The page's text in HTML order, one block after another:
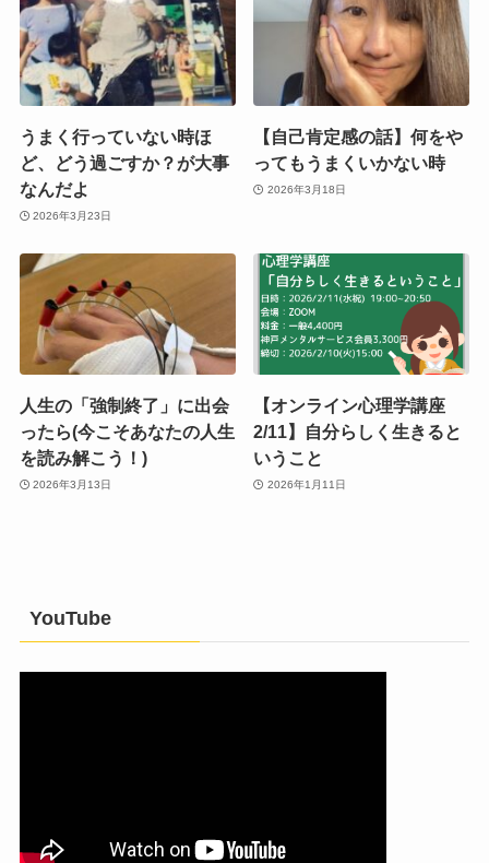
うまく行っていない時ほ
ど、どう過ごすか？が大事
なんだよ
2026年3月23日
【自己肯定感の話】何をや
ってもうまくいかない時
2026年3月18日
人生の「強制終了」に出会
ったら(今こそあなたの人生
を読み解こう！)
2026年3月13日
【オンライン心理学講座
2/11】自分らしく生きると
いうこと
2026年1月11日
YouTube